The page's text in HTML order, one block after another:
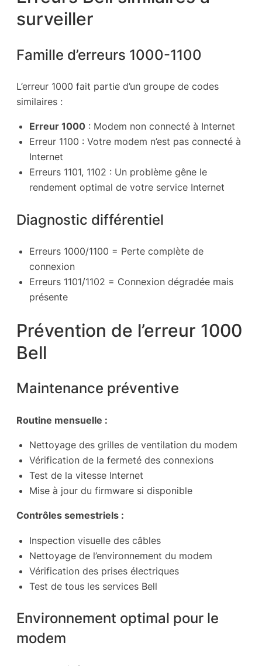
surveiller
Famille d’erreurs 1000-1100
L’erreur 1000 fait partie d’un groupe de codes
similaires :
Erreur 1000 : Modem non connecté à Internet
Erreur 1100 : Votre modem n’est pas connecté à
Internet
Erreurs 1101, 1102 : Un problème gêne le
rendement optimal de votre service Internet
Diagnostic différentiel
Erreurs 1000/1100 = Perte complète de
connexion
Erreurs 1101/1102 = Connexion dégradée mais
présente
Prévention de l’erreur 1000
Bell
Maintenance préventive
Routine mensuelle :
Nettoyage des grilles de ventilation du modem
Vérification de la fermeté des connexions
Test de la vitesse Internet
Mise à jour du firmware si disponible
Contrôles semestriels :
Inspection visuelle des câbles
Nettoyage de l’environnement du modem
Vérification des prises électriques
Test de tous les services Bell
Environnement optimal pour le
modem